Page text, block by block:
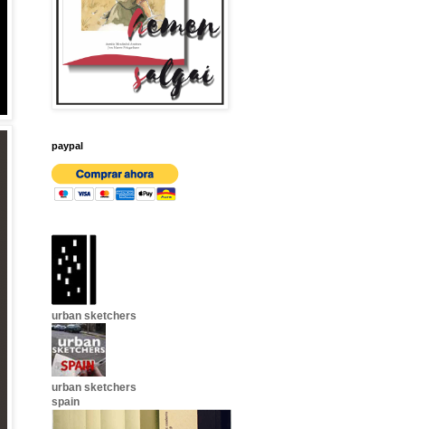
paypal
urban sketchers
urban sketchers
spain